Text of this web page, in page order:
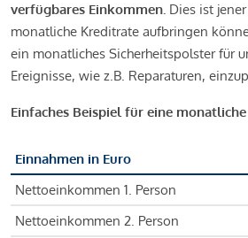
verfügbares Einkommen. Dies ist
monatliche Kreditrate aufbringen
ein monatliches Sicherheitspolster für
Ereignisse, wie z.B. Reparaturen,
Einfaches Beispiel für eine
Einnahmen in Euro
Nettoeinkommen 1. Person
Nettoeinkommen 2. Person